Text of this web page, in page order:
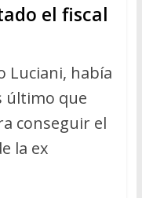
el fiscal
Luciani, había
último que
conseguir el
la ex